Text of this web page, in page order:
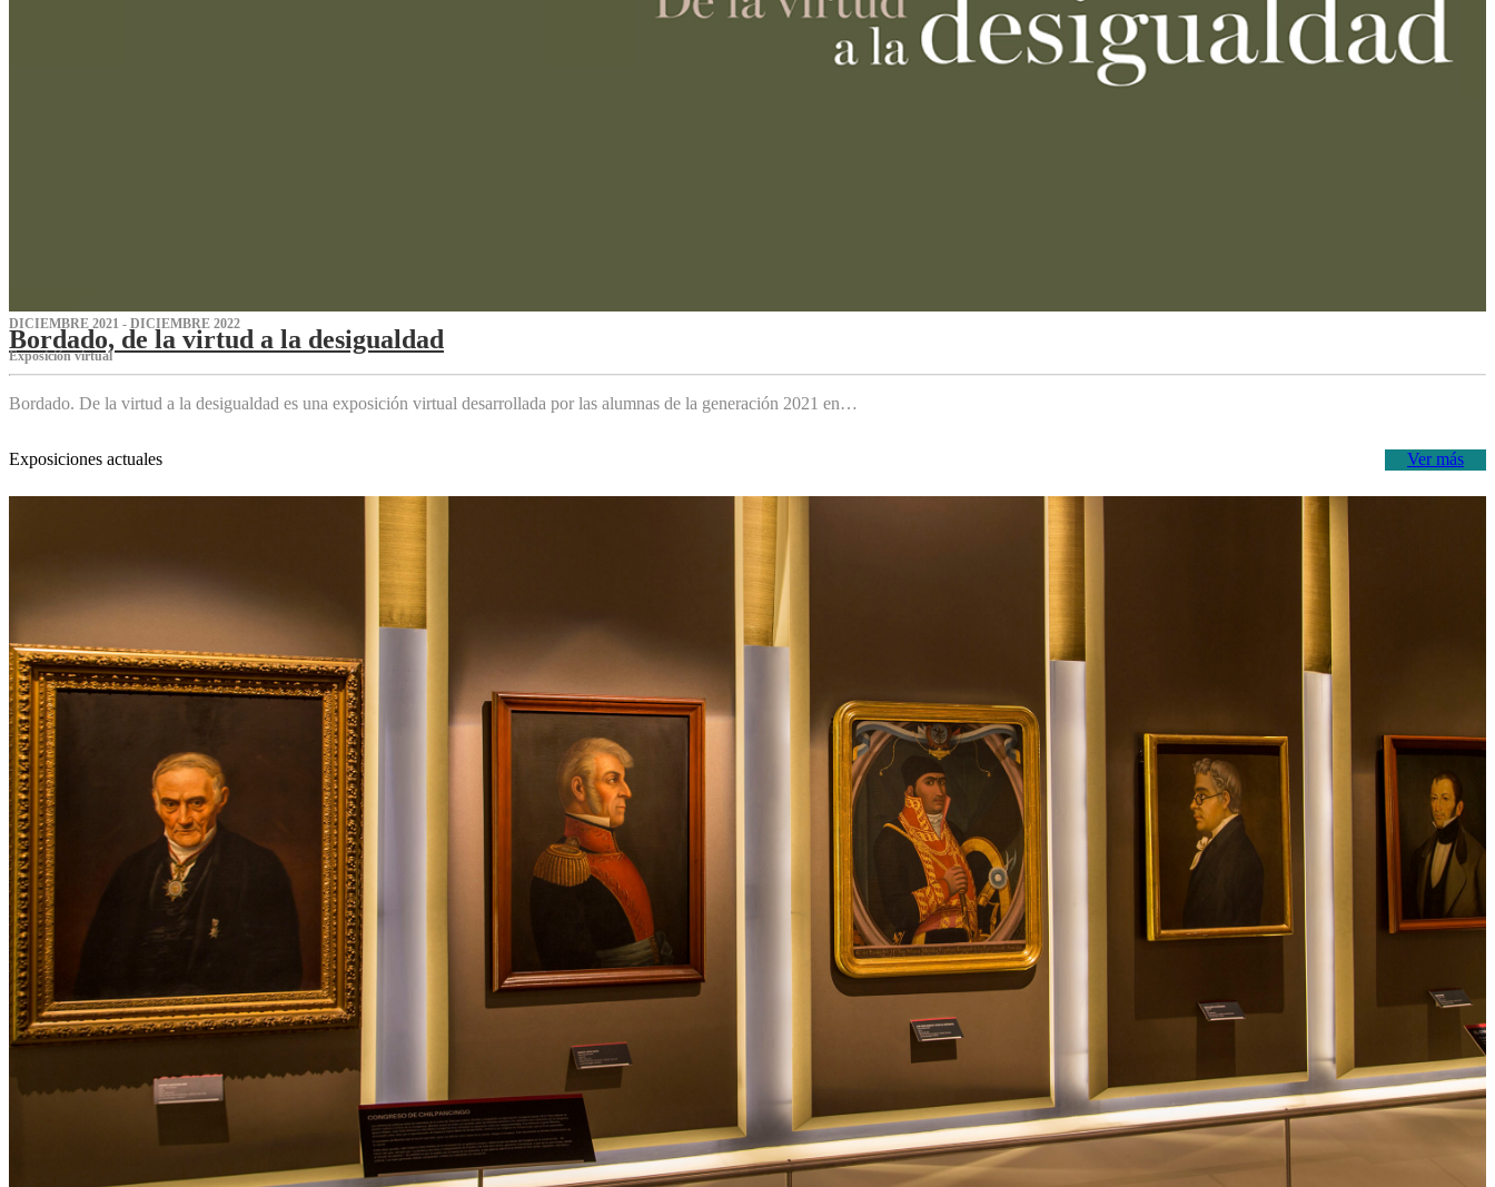
DICIEMBRE 2021 - DICIEMBRE 2022
Bordado, de la virtud a la desigualdad
Exposición virtual‌
Bordado. De la virtud a la desigualdad es una exposición virtual desarrollada por las alumnas de la generación 2021 en…
Ver más
Exposiciones actuales